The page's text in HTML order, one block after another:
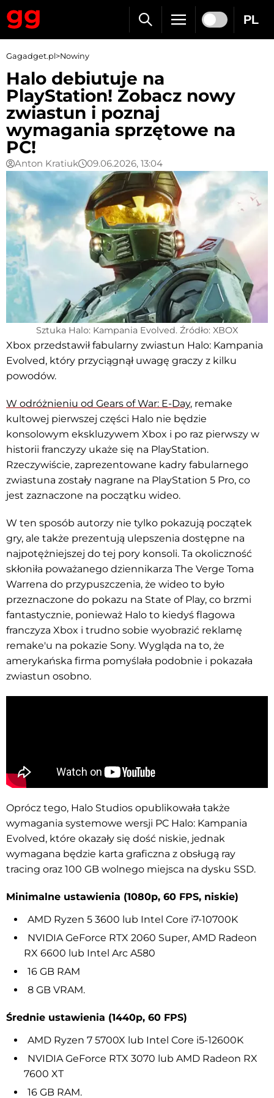
PL
Gagadget.pl>Nowiny
Halo debiutuje na
PlayStation! Zobacz nowy
zwiastun i poznaj
wymagania sprzętowe na
PC!
Anton Kratiuk 09.06.2026, 13:04
Sztuka Halo: Kampania Evolved. Źródło: XBOX
Xbox przedstawił fabularny zwiastun Halo: Kampania
Evolved, który przyciągnął uwagę graczy z kilku
powodów.
W odróżnieniu od Gears of War: E-Day, remake
kultowej pierwszej części Halo nie będzie
konsolowym ekskluzywem Xbox i po raz pierwszy w
historii franczyzy ukaże się na PlayStation.
Rzeczywiście, zaprezentowane kadry fabularnego
zwiastuna zostały nagrane na PlayStation 5 Pro, co
jest zaznaczone na początku wideo.
W ten sposób autorzy nie tylko pokazują początek
gry, ale także prezentują ulepszenia dostępne na
najpotężniejszej do tej pory konsoli. Ta okoliczność
skłoniła poważanego dziennikarza The Verge Toma
Warrena do przypuszczenia, że wideo to było
przeznaczone do pokazu na State of Play, co brzmi
fantastycznie, ponieważ Halo to kiedyś flagowa
franczyza Xbox i trudno sobie wyobrazić reklamę
remake'u na pokazie Sony. Wygląda na to, że
amerykańska firma pomyślała podobnie i pokazała
zwiastun osobno.
Oprócz tego, Halo Studios opublikowała także
wymagania systemowe wersji PC Halo: Kampania
Evolved, które okazały się dość niskie, jednak
wymagana będzie karta graficzna z obsługą ray
tracing oraz 100 GB wolnego miejsca na dysku SSD.
Minimalne ustawienia (1080p, 60 FPS, niskie)
AMD Ryzen 5 3600 lub Intel Core i7-10700K
NVIDIA GeForce RTX 2060 Super, AMD Radeon
RX 6600 lub Intel Arc A580
16 GB RAM
8 GB VRAM.
Średnie ustawienia (1440p, 60 FPS)
AMD Ryzen 7 5700X lub Intel Core i5-12600K
NVIDIA GeForce RTX 3070 lub AMD Radeon RX
7600 XT
16 GB RAM.